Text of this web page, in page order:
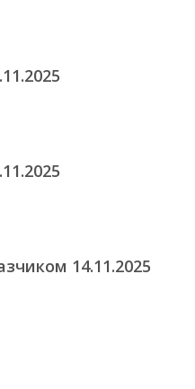
14.11.2025